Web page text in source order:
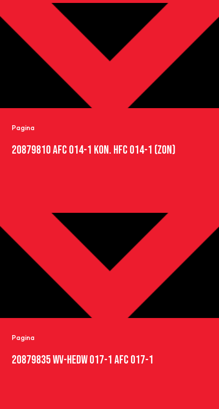
Pagina
20879810 AFC O14-1 KON. HFC O14-1 (ZON)
Pagina
20879835 WV-HEDW O17-1 AFC O17-1